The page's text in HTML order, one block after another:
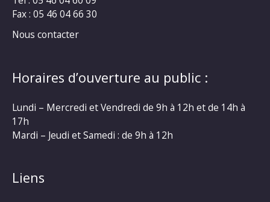
Fax : 05 46 04 66 30
Nous contacter
Horaires d’ouverture au public :
Lundi – Mercredi et Vendredi de 9h à 12h et de 14h à
17h
Mardi – Jeudi et Samedi : de 9h à 12h
Liens